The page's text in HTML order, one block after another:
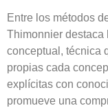
Entre los métodos
Thimonnier destaca
conceptual, técnica
propias cada
explícitas con
promueve una